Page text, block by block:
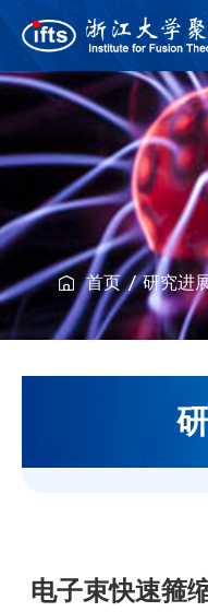
首页 研究进
电子束快速箍